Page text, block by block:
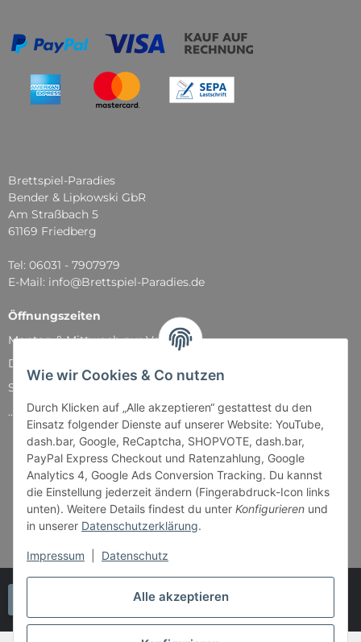
Alle akzeptieren
Wie wir Cookies & Co nutzen
Durch Klicken auf „Alle akzeptieren“ gestattest du den
Einsatz folgender Dienste auf unserer Website: YouTube,
dash.bar, Google, ReCaptcha, SHOPVOTE, dash.bar,
PayPal Express Checkout und Ratenzahlung, Google
Analytics 4, Google Ads Conversion Tracking. Du kannst
die Einstellung jederzeit ändern (Fingerabdruck-Icon links
unten). Weitere Details findest du unter Konfigurieren und
in unserer Datenschutzerklärung.
Impressum Datenschutz
Brettspiel-Paradies
Bender & Lipkowski GbR
Am Straßbach 5
61169 Friedberg
Tel: 06031 - 7907979
E-Mail: info@Brettspiel-Paradies.de
Öffnungszeiten
Montag & Mittwoch nur Versand
Dienstag, Donnerstag und Freitag: 11:00 - 18:30 Uhr
Samstag: 11:00 - 14:00 Uhr
...und natürlich während unserer Events